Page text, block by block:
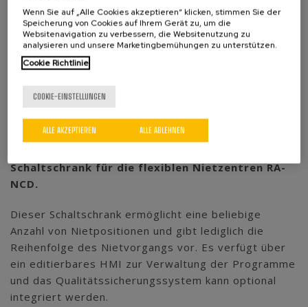
- DasSystem AC-1basiert auf der absoluten
Messung der Kopfposition. Es misst den Nietweg ab
der Ruheposition der Maschine.
- DasSystem AC-2
relativen Messung des Wegs auf der
Referenzoberfläche und beinhaltet ein schwebendes
System, das die zu vernietende Komponenteneinheit
abtastet.
Schaltschrank für die flexiblen Nietzentren RA-
NCD.
Dieser Schaltschrank ermöglicht eine beliebige
Anzahl von Nietpositionen und gibt lediglich die
Reihenfolge des Nietvorgangs vor. Es verfügt über
ein editierbares HMI zur Verwaltung der Programme
und das Qualitätssicherungssystem kann optional
integriert werden.
Wenn Sie auf „Alle Cookies akzeptieren“ klicken, stimmen Sie der
Speicherung von Cookies auf Ihrem Gerät zu, um die
Websitenavigation zu verbessern, die Websitenutzung zu
analysieren und unsere Marketingbemühungen zu unterstützen.
Cookie Richtlinie
COOKIE-EINSTELLUNGEN
ALLE ABLEHNEN
ALLE AKZEPTIEREN